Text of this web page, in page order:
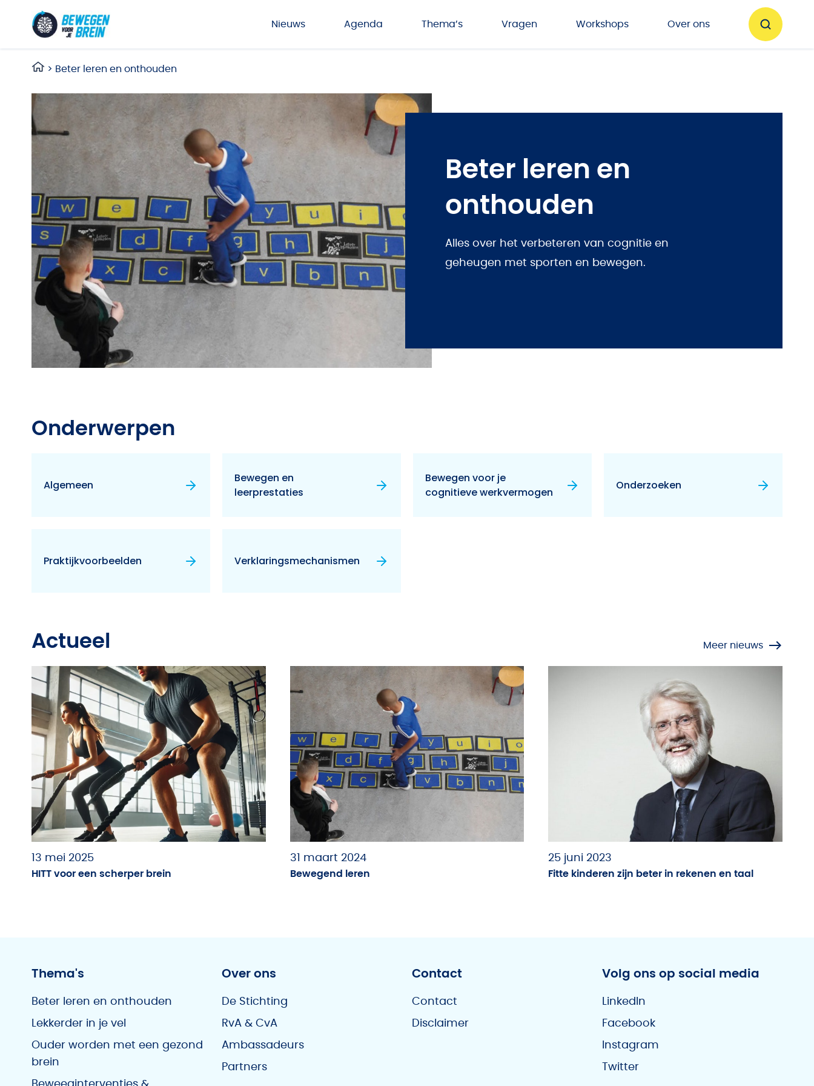
Nieuws
Agenda Thema’s Vragen Workshops Over ons
> Beter leren en onthouden
Beter leren en
onthouden
Alles over het verbeteren van cognitie en
geheugen met sporten en bewegen.
Onderwerpen
Algemeen
Bewegen en
leerprestaties
Bewegen voor je
cognitieve werkvermogen
Onderzoeken
Praktijkvoorbeelden Verklaringsmechanismen
Actueel Meer nieuws
13 mei 2025
HITT voor een scherper brein
31 maart 2024
Bewegend leren
25 juni 2023
Fitte kinderen zijn beter in rekenen en taal
Thema's
Beter leren en onthouden
Lekkerder in je vel
Ouder worden met een gezond
brein
Over ons
De Stichting
RvA & CvA
Ambassadeurs
Partners
Contact
Contact
Disclaimer
Volg ons op social media
LinkedIn
Facebook
Instagram
Twitter